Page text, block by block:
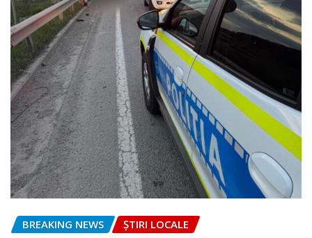
BREAKING NEWS ȘTIRI LOCALE